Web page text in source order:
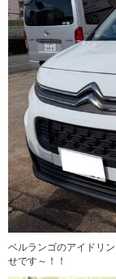
ベルランゴのアイドリ
せです～！！